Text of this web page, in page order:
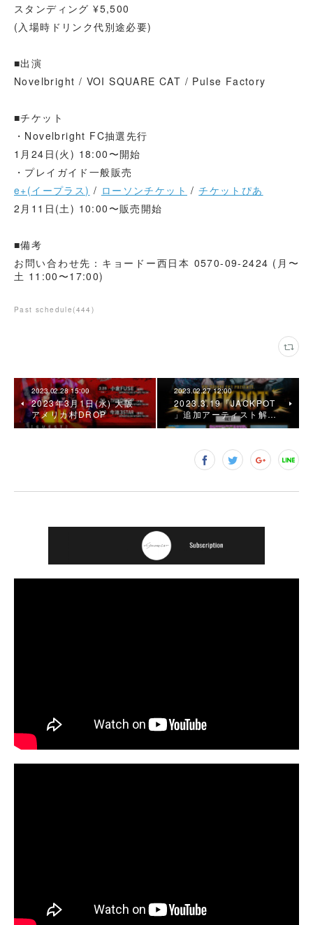
スタンディング ¥5,500
(入場時ドリンク代別途必要)
■出演
Novelbright / VOI SQUARE CAT / Pulse Factory
■チケット
・Novelbright FC抽選先行
1月24日(火) 18:00〜開始
・プレイガイド一般販売
e+(イープラス) / ローソンチケット /チケットぴあ
2月11日(土) 10:00〜販売開始
■備考
お問い合わせ先：キョードー西日本 0570-09-2424 (月〜
土 11:00〜17:00)
Past schedule (444 )
2023.02.28 15:00
2023年3月1日(水) 大阪
アメリカ村DROP
2023.02.27 12:00
2023.3.19「JACKPOT
」追加アーティスト解…